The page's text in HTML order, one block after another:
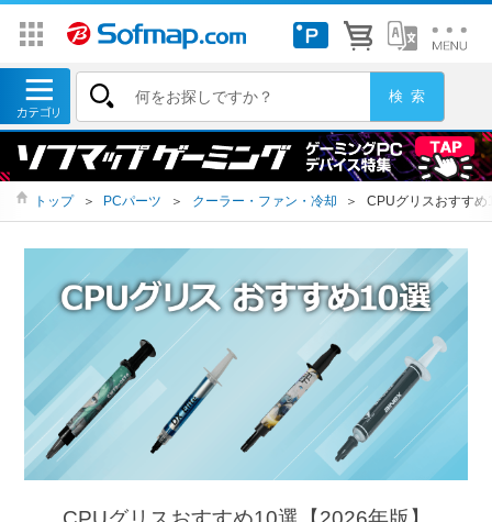
トップ ＞ PCパーツ ＞ クーラー・ファン・冷却 ＞ CPUグリスおすすめ